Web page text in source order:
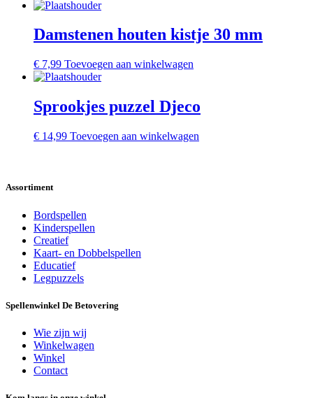
Damstenen houten kistje 30 mm
€ 7,99 Toevoegen aan winkelwagen
Sprookjes puzzel Djeco
€ 14,99 Toevoegen aan winkelwagen
Assortiment
Bordspellen
Kinderspellen
Creatief
Kaart- en Dobbelspellen
Educatief
Legpuzzels
Spellenwinkel De Betover​ing
Wie zijn wij
Winkelwagen
Winkel
Contact